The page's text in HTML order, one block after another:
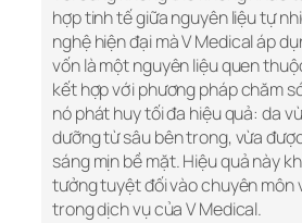
hợp tinh tế giữa nguyên liệu tự
nghệ hiện đại mà V Medical áp
vốn là một nguyên liệu quen
kết hợp với phương pháp chăm
nó phát huy tối đa hiệu quả: da
dưỡng từ sâu bên trong, vừa
sáng mịn bề mặt. Hiệu quả này
tưởng tuyệt đối vào chuyên môn
trong dịch vụ của V Medical.